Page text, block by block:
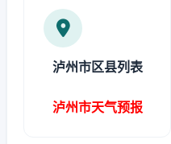
泸州市区县列表
泸州市天气预报